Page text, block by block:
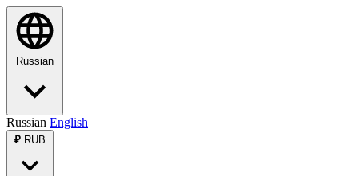
Russian
Russian English
₽ RUB